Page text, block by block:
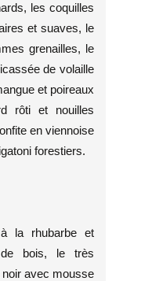
les coquilles
et suaves, le
grenailles, le
de volaille
et poireaux
rôti et nouilles
en viennoise
forestiers.
la rhubarbe et
bois, le très
avec mousse